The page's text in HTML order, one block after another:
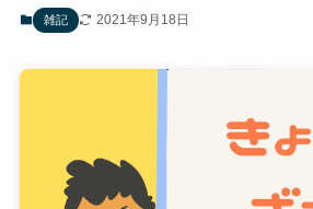
雑記 2021年9月18日